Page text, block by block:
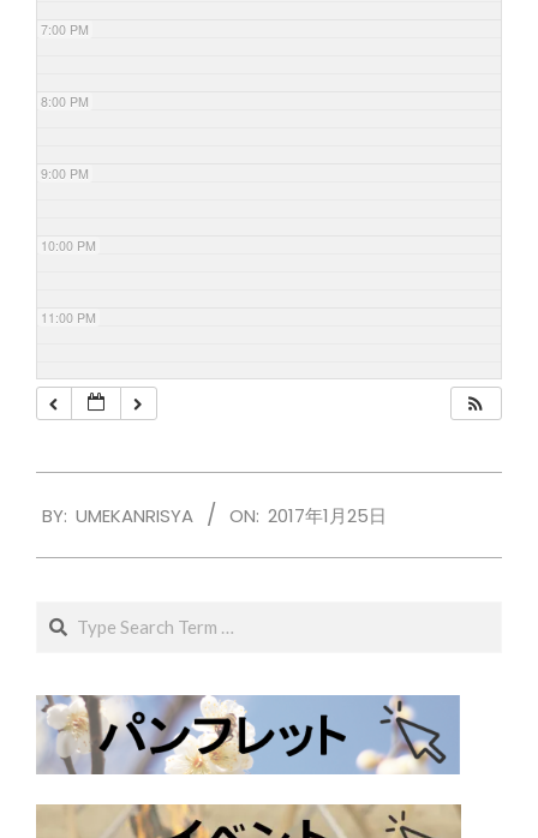
7:00 PM
8:00 PM
9:00 PM
10:00 PM
11:00 PM
01-
BY: UMEKANRISYA ON: 2017年1月25日
Search